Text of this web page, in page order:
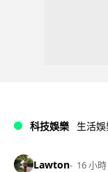
科技娛樂 生活
Lawton 16 小時